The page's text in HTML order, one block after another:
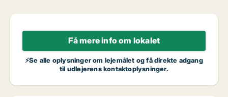
Få mere info om lokalet
⚡Se alle oplysninger om lejemålet og få direkte adgang
til udlejerens kontaktoplysninger.